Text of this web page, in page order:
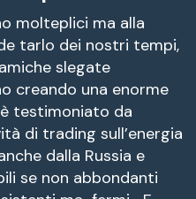
molteplici ma alla
tarlo dei nostri tempi,
slegate
creando una enorme
testimoniato da
di trading sull’energia
dalla Russia e
se non abbondanti